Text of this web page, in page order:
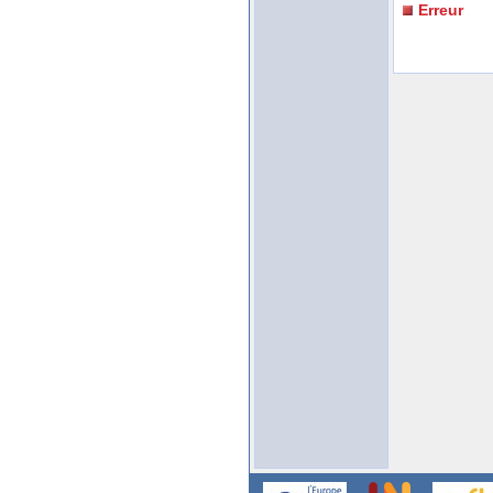
Erreur